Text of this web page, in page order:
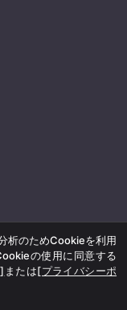
析のためCookieを利用
の使用に同意する
または[プライバシーポ